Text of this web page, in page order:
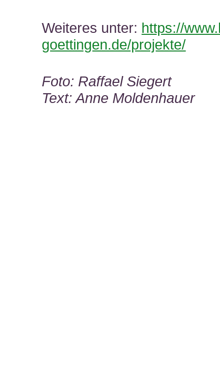
Weiteres unter: https://
goettingen.de/projekte/
Foto: Raffael Siegert
Text: Anne Moldenhauer